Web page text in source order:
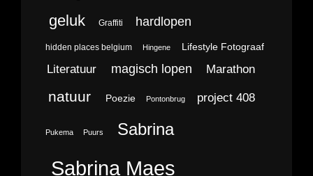
geluk Graffiti hardlopen
hidden places belgium Hingene Lifestyle Fotograaf
Literatuur magisch lopen Marathon
natuur Poezie Pontonbrug project 408
Pukema Puurs Sabrina
Sabrina Maes